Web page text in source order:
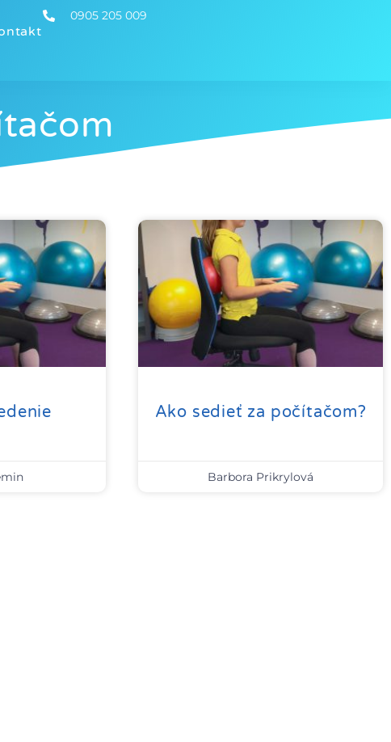
0905 205 009
Ako sedieť za počítačom?
Barbora Prikrylová